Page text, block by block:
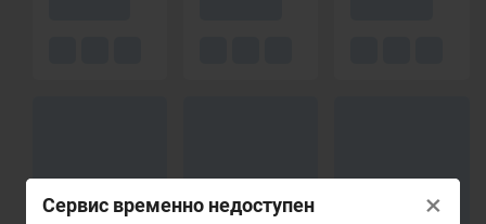
Сервис временно недоступен ×